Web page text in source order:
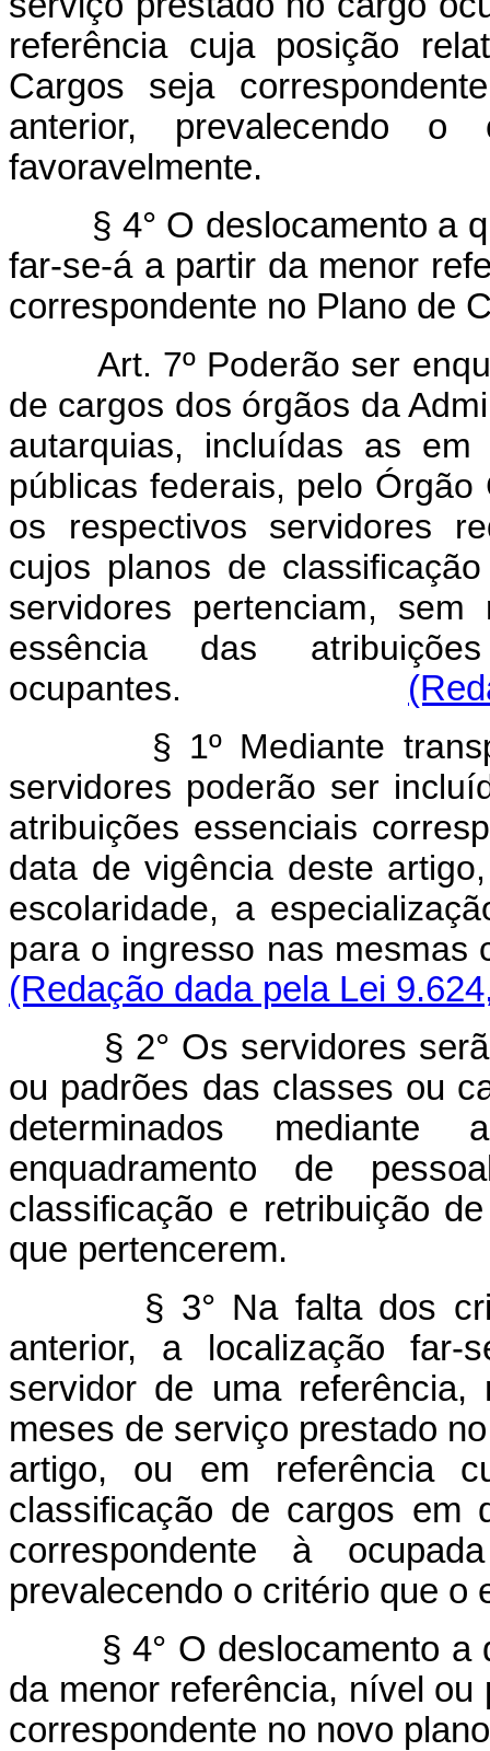
referência cuja posição
Cargos seja
anterior, prevalecendo
favoravelmente.
§ 4° O deslocamento a
far-se-á a partir da menor
correspondente no Plano de
Art. 7º Poderão ser
de cargos dos órgãos da
autarquias, incluídas as
públicas federais, pelo
os respectivos servidores
cujos planos de
servidores pertenciam,
essência das
ocupantes.
§ 1º Mediante
servidores poderão ser
atribuições essenciais
data de vigência deste
escolaridade, a
para o ingresso nas
(Redação dada pela Lei
§ 2° Os servidores serão
ou padrões das classes ou
determinados
enquadramento de
classificação e retribuição
que pertencerem.
§ 3° Na falta dos
anterior, a localização far-
servidor de uma
meses de serviço prestado
artigo, ou em referência
classificação de cargos em
correspondente à
prevalecendo o critério que o
§ 4° O deslocamento a
da menor referência, nível
correspondente no novo